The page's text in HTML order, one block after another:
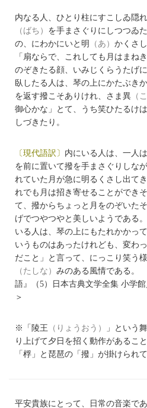
内なる人、ひとり柱にすこしゐ隠
（ばち） を手まさぐりにしつつゐ
の、にわかにいと明
（あ） かくさ
「扇ならで、これしても月はまね
のぞきたる顔、いみじくらうたげ
臥したる人は、琴の上にかたぶき
を返す撥こそありけれ、さま異 （
御心かな」とて、うち笑ひたるけ
しづきたり。
〔現代語訳〕 内にいる人は、一人
を前に置いて撥を手まさぐりしな
れていた月が急に明るくさし出て
れでも月は招き寄せることができ
て、撥からちょっと月をのぞいた
げでつやつやと美しいようである
いる人は、琴の上にもたれかかっ
いうものはあったけれども、変わ
だこと」と言って、にっこり笑う
（たしな） みのある風情である。
語』（5）日本古典文学全集 小学
＞
※「陵王 （りょうおう） 」という
り上げて夕日を招く動作があるこ
「桴」と琵琶の「撥」が掛けられて
平安貴族にとって、日常の音楽で